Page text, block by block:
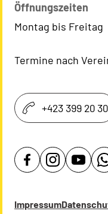
Öffnungszeiten
Montag bis Freitag
Termine nach
+423 399 20 30
Impressum